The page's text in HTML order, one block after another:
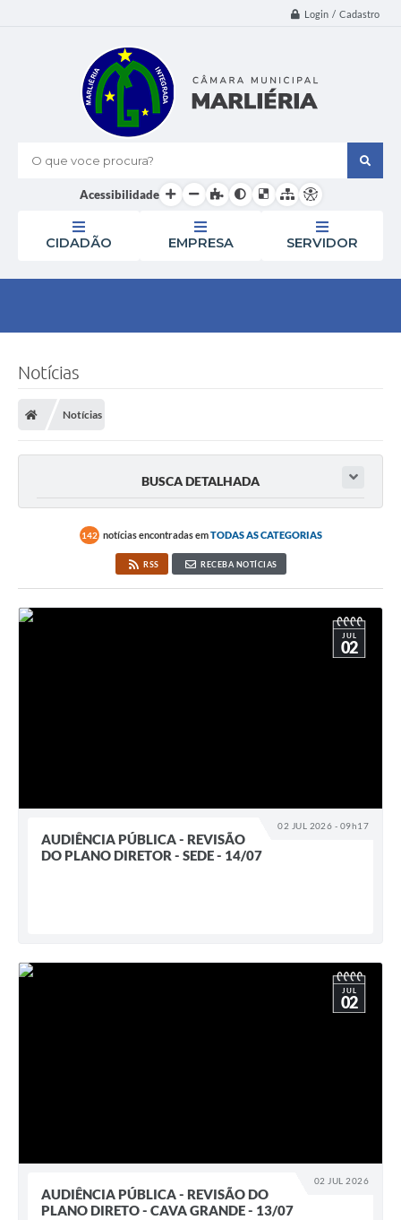
Login / Cadastro
O que voce procura?
Acessibilidade
CIDADÃO EMPRESA SERVIDOR
Notícias
Notícias
BUSCA DETALHADA
142 notícias encontradas emTODAS AS CATEGORIAS
RSS RECEBA NOTÍCIAS
02 JUL 2026 - 09h17
JUL
02
AUDIÊNCIA PÚBLICA - REVISÃO
DO PLANO DIRETOR - SEDE - 14/07
02 JUL 2026
JUL
02
AUDIÊNCIA PÚBLICA - REVISÃO DO
PLANO DIRETO - CAVA GRANDE - 13/07